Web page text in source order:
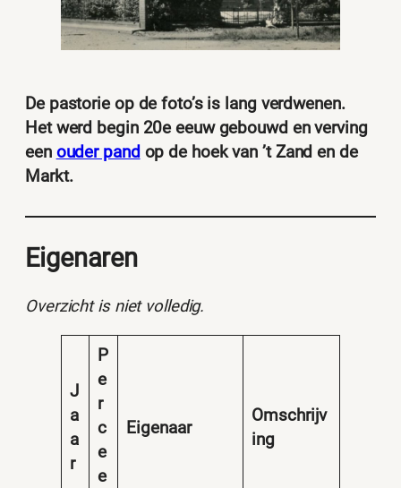
De pastorie op de foto’s is lang verdwenen.
Het werd begin 20e eeuw gebouwd en verving
een ouder pand op de hoek van ’t Zand en de
Markt.
Eigenaren
Overzicht is niet volledig.
J
a
a
r
P
e
r
c
e
e
Eigenaar
Omschrijv
ing